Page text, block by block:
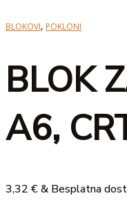
BLOKOVI, POKLONI
BLOK
A6,
3,32 €& Besplatna
ZA
CRTE,
PASTEL